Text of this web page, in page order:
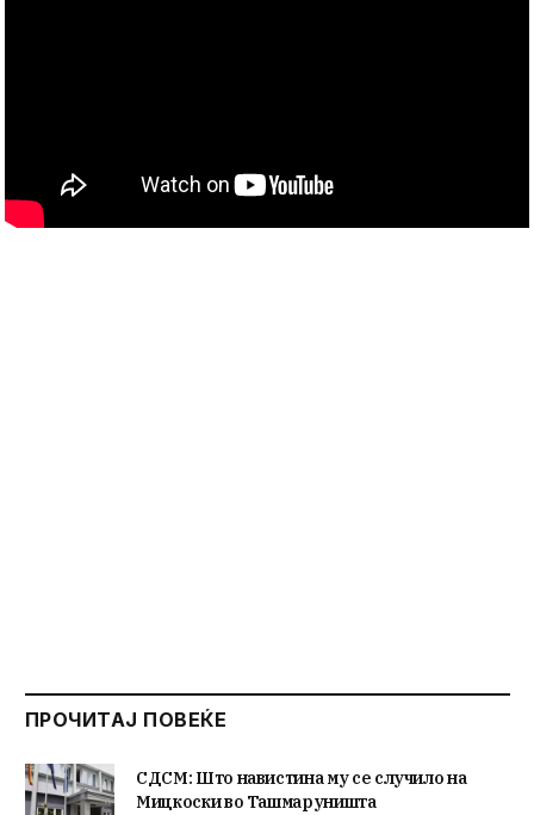
ПРОЧИТАЈ ПОВЕЌЕ
СДСМ: Што навистина му се случило на
Мицкоски во Ташмаруништа